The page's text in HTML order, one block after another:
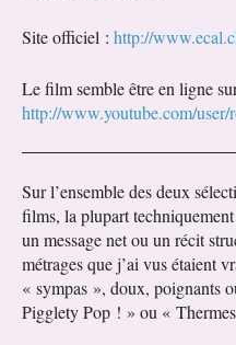
Site officiel : http://
Le film semble être en ligne
http://www.youtube.com/
Sur l’ensemble des deux
films, la plupart
un message net ou un récit
métrages que j’ai vus étaient
« sympas », doux, poignants
Pigglety Pop ! » ou «